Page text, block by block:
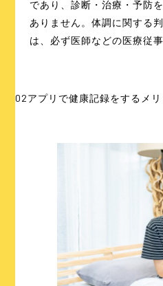
であり、診断・治療・予防
ありません。体調に関する
は、必ず医師などの医療従
02アプリで健康記録をするメリ